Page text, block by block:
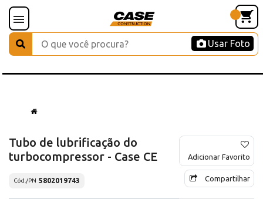
Usar Foto
Tubo de lubrificação do
turbocompressor - Case CE
Cód./PN 5802019743
Adicionar Favorito
Compartilhar